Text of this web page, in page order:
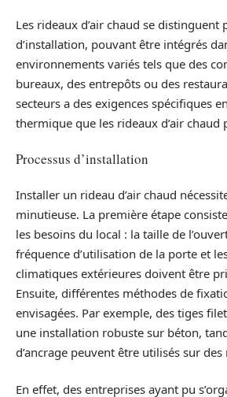
Les rideaux d’air chaud se distinguent
d’installation, pouvant être intégrés
environnements variés tels que des
bureaux, des entrepôts ou des
secteurs a des exigences spécifiques
thermique que les rideaux d’air chaud
Processus d’installation
Installer un rideau d’air chaud
minutieuse. La première étape
les besoins du local : la taille de
fréquence d’utilisation de la porte et
climatiques extérieures doivent être
Ensuite, différentes méthodes de
envisagées. Par exemple, des tiges
une installation robuste sur béton,
d’ancrage peuvent être utilisés sur
En effet, des entreprises ayant pu